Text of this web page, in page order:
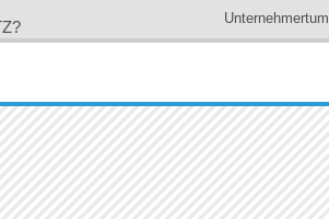
Unternehmertum